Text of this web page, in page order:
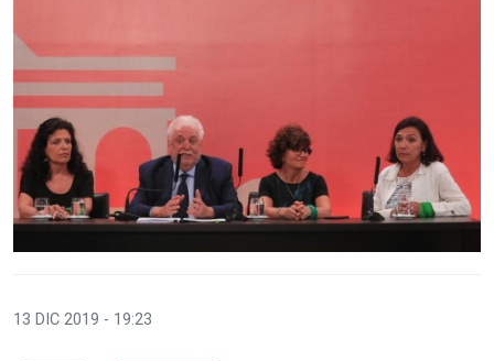
13 DIC 2019 - 19:23